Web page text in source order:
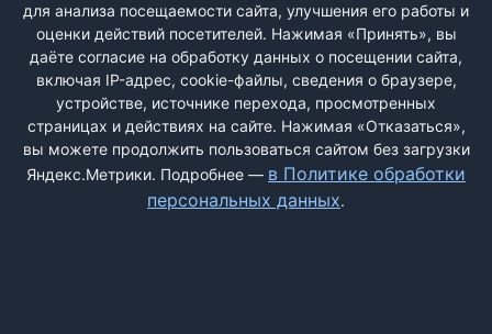
РЕГИСТРАЦИЯ
Быстрая регистрациячерез соцсети:
для анализа посещаемости сайта, улучшения его работы и
оценки действий посетителей. Нажимая «Принять», вы
даёте согласие на обработку данных о посещении сайта,
включая IP-адрес, cookie-файлы, сведения о браузере,
устройстве, источнике перехода, просмотренных
страницах и действиях на сайте. Нажимая «Отказаться»,
вы можете продолжить пользоваться сайтом без загрузки
Яндекс.Метрики. Подробнее — в Политике обработки
персональных данных.